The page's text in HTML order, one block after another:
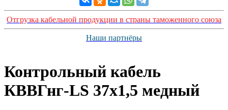
Отгрузка кабельной продукции в страны таможенного союза
Наши партнёры
Контрольный кабель
КВВГнг-LS 37х1,5 медный